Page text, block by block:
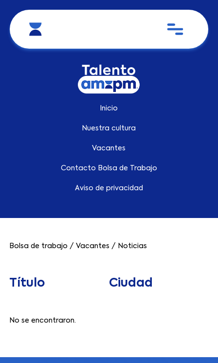
Inicio
Nuestra cultura
Vacantes
Contacto Bolsa de Trabajo
Aviso de privacidad
Bolsa de trabajo / Vacantes / Noticias
Título Ciudad
No se encontraron.